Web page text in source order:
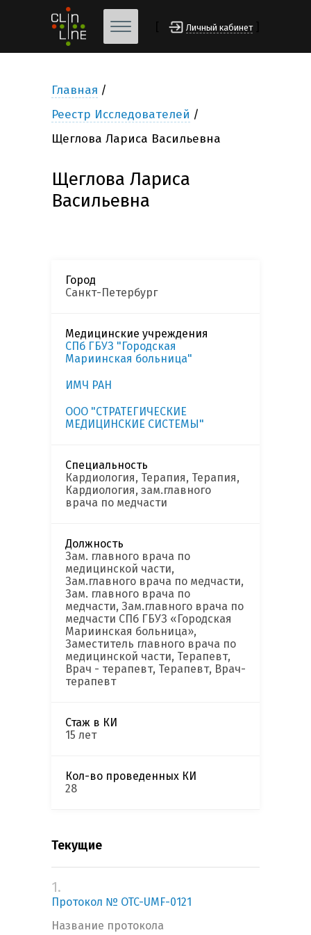
Личный кабинет
Главная
Реестр Исследователей
Щеглова Лариса Васильевна
Щеглова Лариса
Васильевна
Город
Санкт-Петербург
Медицинские учреждения
СПб ГБУЗ "Городская
Мариинская больница"
ИМЧ РАН
ООО "СТРАТЕГИЧЕСКИЕ
МЕДИЦИНСКИЕ СИСТЕМЫ"
Специальность
Кардиология, Терапия, Терапия,
Кардиология, зам.главного
врача по медчасти
Должность
Зам. главного врача по
медицинской части,
Зам.главного врача по медчасти,
Зам. главного врача по
медчасти, Зам.главного врача по
медчасти СПб ГБУЗ «Городская
Мариинская больница»,
Заместитель главного врача по
медицинской части, Терапевт,
Врач - терапевт, Терапевт, Врач-
терапевт
Стаж в КИ
15 лет
Кол-во проведенных КИ
28
Текущие
1.
Протокол № OTC-UMF-0121
Название протокола